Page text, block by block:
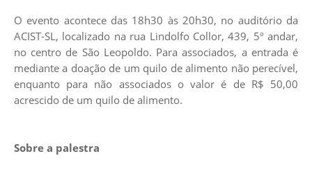
O evento acontece das 18h30 às 20h30, no auditório da
ACIST-SL, localizado na rua Lindolfo Collor, 439, 5º andar,
no centro de São Leopoldo. Para associados, a entrada é
mediante a doação de um quilo de alimento não perecível,
enquanto para não associados o valor é de R$ 50,00
acrescido de um quilo de alimento.
Sobre a palestra